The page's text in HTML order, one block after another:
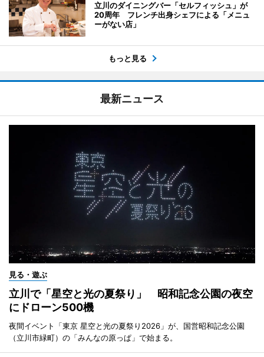
立川のダイニングバー「セルフィッシュ」が
20周年 フレンチ出身シェフによる「メニュ
ーがない店」
もっと見る
最新ニュース
見る・遊ぶ
立川で「星空と光の夏祭り」 昭和記念公園の夜空
にドローン500機
夜間イベント「東京 星空と光の夏祭り2026」が、国営昭和記念公園
（立川市緑町）の「みんなの原っぱ」で始まる。